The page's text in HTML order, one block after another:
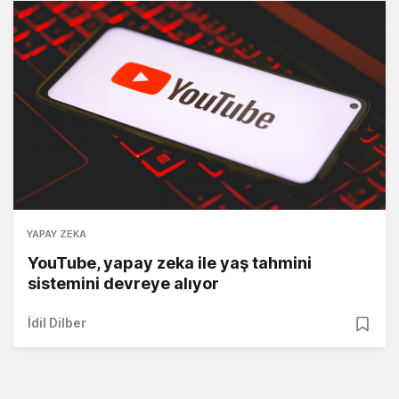
YAPAY ZEKA
YouTube, yapay zeka ile yaş tahmini
sistemini devreye alıyor
İdil Dilber